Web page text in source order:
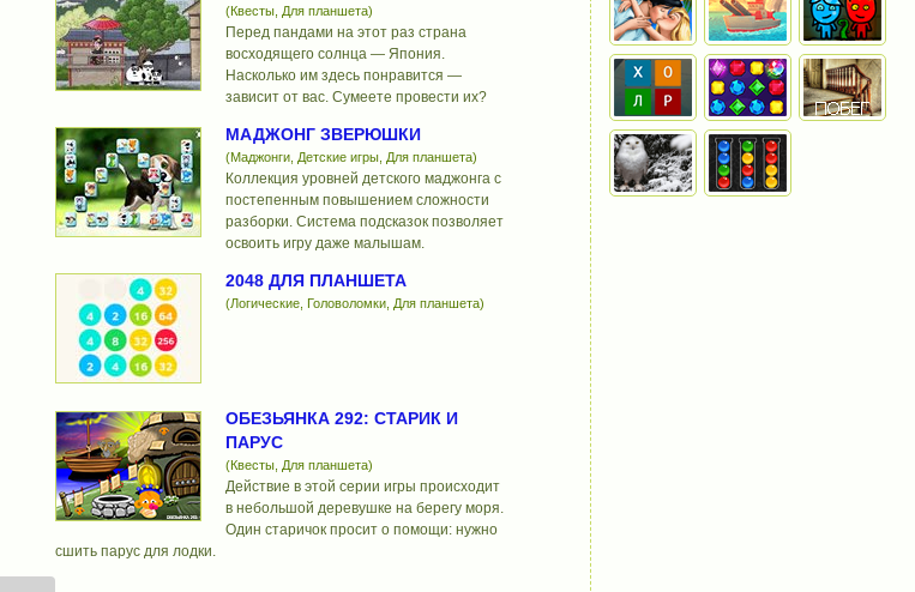
(Квесты, Для планшета)
Перед пандами на этот раз страна
восходящего солнца — Япония.
Насколько им здесь понравится —
зависит от вас. Сумеете провести их?
МАДЖОНГ ЗВЕРЮШКИ
(Маджонги, Детские игры, Для планшета)
Коллекция уровней детского маджонга с
постепенным повышением сложности
разборки. Система подсказок позволяет
освоить игру даже малышам.
2048 ДЛЯ ПЛАНШЕТА
(Логические, Головоломки, Для планшета)
ОБЕЗЬЯНКА 292: СТАРИК И
ПАРУС
(Квесты, Для планшета)
Действие в этой серии игры происходит
в небольшой деревушке на берегу моря.
Один старичок просит о помощи: нужно
сшить парус для лодки.